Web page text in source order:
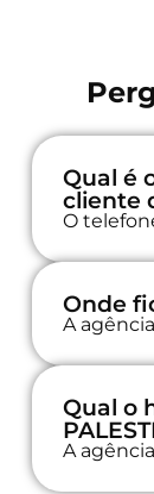
Qual é
cliente
O
Onde
A
Qual o
A